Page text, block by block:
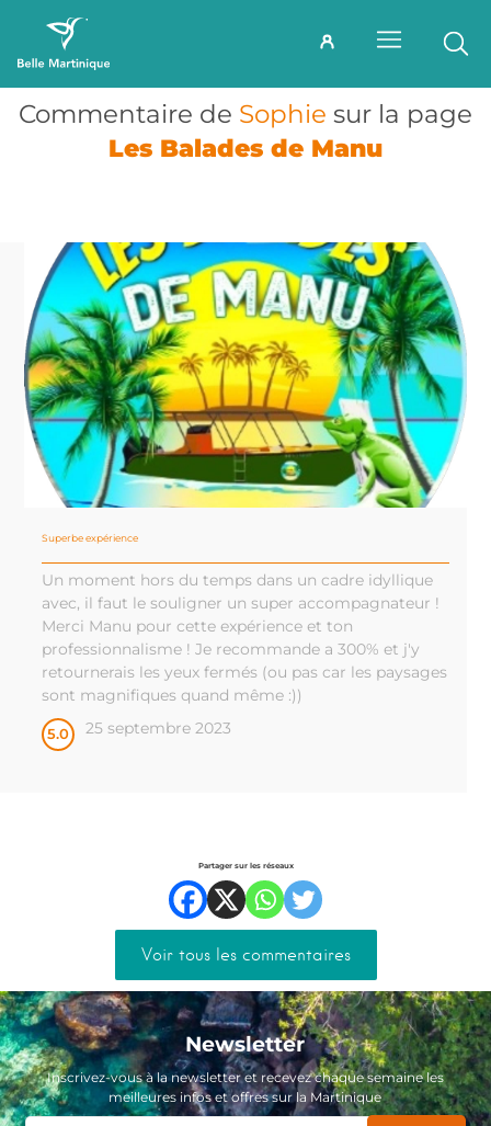
Commentaire de Sophie sur la page
Les Balades de Manu
Superbe expérience
Un moment hors du temps dans un cadre idyllique
avec, il faut le souligner un super accompagnateur !
Merci Manu pour cette expérience et ton
professionnalisme ! Je recommande a 300% et j'y
retournerais les yeux fermés (ou pas car les paysages
sont magnifiques quand même :))
5.0 25 septembre 2023
Partager sur les réseaux
Voir tous les commentaires
Newsletter
Inscrivez-vous à la newsletter et recevez chaque semaine les
meilleures infos et offres sur la Martinique